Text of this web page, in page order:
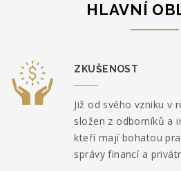
HLAVNÍ
ZKUŠENOST
Již od svého vzniku v
složen z odborníků a
kteří mají bohatou
správy financí a